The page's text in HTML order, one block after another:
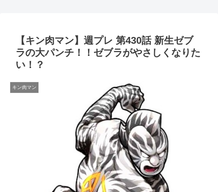
【キン肉マン】週プレ 第430話 新生ゼブ
ラの大パンチ！！ゼブラがやさしくなりた
い！？
キン肉マン